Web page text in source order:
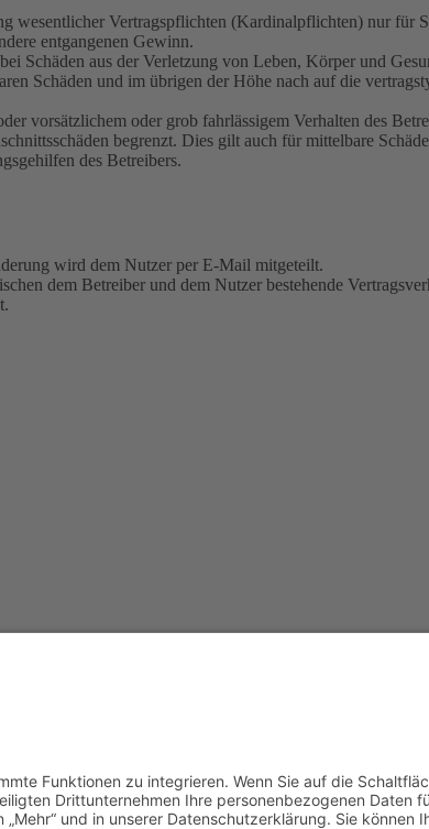
Vertragspflichten (Kardinalpflichten) nur für
entgangenen Gewinn.
Schäden aus der Verletzung von Leben, Körper und
Schäden und im übrigen der Höhe nach auf die
vorsätzlichem oder grob fahrlässigem Verhalten des
begrenzt. Dies gilt auch für mittelbare
des Betreibers.
wird dem Nutzer per E-Mail mitgeteilt.
dem Betreiber und dem Nutzer bestehende